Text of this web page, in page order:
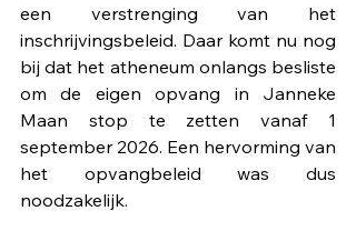
een verstrenging van het
inschrijvingsbeleid. Daar komt nu nog
bij dat het atheneum onlangs besliste
om de eigen opvang in Janneke
Maan stop te zetten vanaf 1
september 2026. Een hervorming van
het opvangbeleid was dus
noodzakelijk.